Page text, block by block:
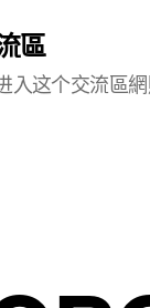
區
入这个交流區